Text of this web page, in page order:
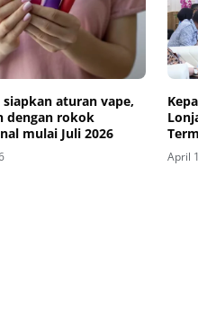
siapkan aturan vape,
dengan rokok
mulai Juli 2026
April